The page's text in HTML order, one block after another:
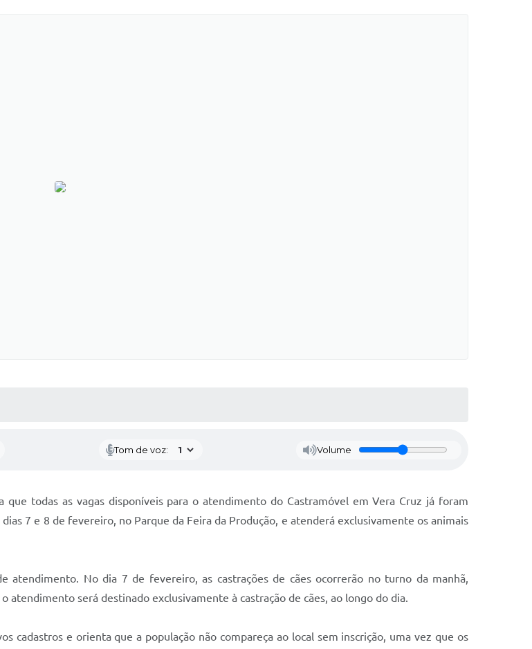
Tom de voz: Volume
que todas as vagas disponíveis para o atendimento do Castramóvel em Vera Cruz já foram
7 e 8 de fevereiro, no Parque da Feira da Produção, e atenderá exclusivamente os animais
atendimento. No dia 7 de fevereiro, as castrações de cães ocorrerão no turno da manhã,
será destinado exclusivamente à castração de cães, ao longo do dia.
cadastros e orienta que a população não compareça ao local sem inscrição, uma vez que os